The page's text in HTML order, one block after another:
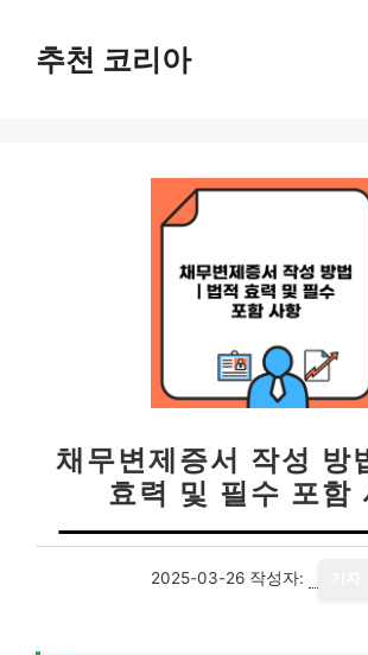
추천 코리아
채무변제증서 작성 방
효력 및 필수 포함
2025-03-26 작성자: